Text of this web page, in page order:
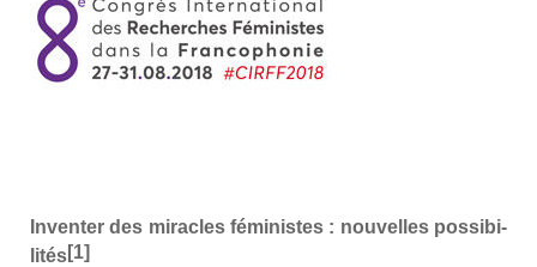
Inven­ter des miracles fémi­nistes : nou­velles pos­si­bi­
li­tés[1]